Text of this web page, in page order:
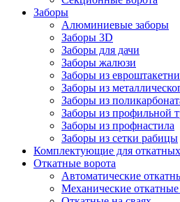
Заборы
Алюминиевые заборы
Заборы 3D
Заборы для дачи
Заборы жалюзи
Заборы из
Заборы из
Заборы из
Заборы из профильной
Заборы из профнастила
Заборы из сетки рабицы
Комплектующие для
Откатные ворота
Автоматические
Механические откатные